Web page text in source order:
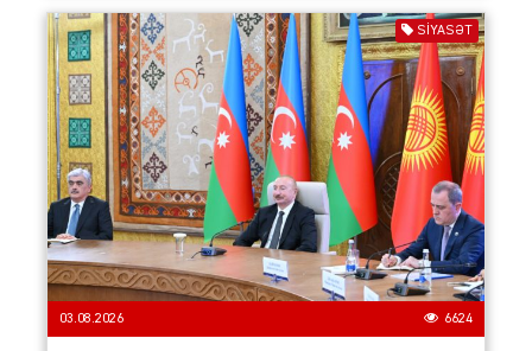
SIYASƏT
03.08.2026 6624